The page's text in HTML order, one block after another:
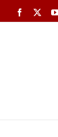
to
Facebook